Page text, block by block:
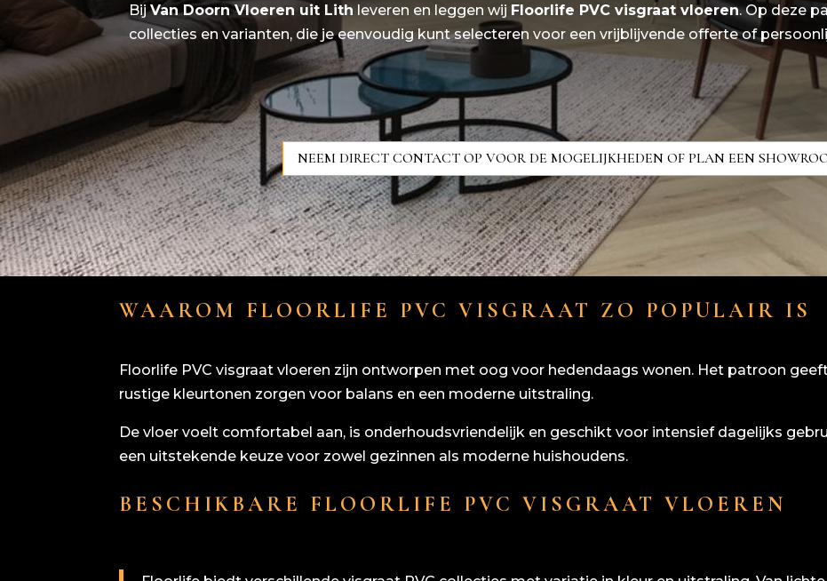
BijVan Doorn Vloeren uit Lith leveren en leggen wij Floorlife PVC visgraat vloeren. Op deze
collecties en varianten, die je eenvoudig kunt selecteren voor een vrijblijvende offerte of
NEEM DIRECT CONTACT OP VOOR DE MOGELIJKHEDEN OF PLAN EEN
WAAROM FLOORLIFE PVC VISGRAAT ZO POPULAIR IS
Floorlife PVC visgraat vloeren zijn ontworpen met oog voor hedendaags wonen. Het patroon
rustige kleurtonen zorgen voor balans en een moderne uitstraling.
De vloer voelt comfortabel aan, is onderhoudsvriendelijk en geschikt voor intensief dagelijks
een uitstekende keuze voor zowel gezinnen als moderne huishoudens.
BESCHIKBARE FLOORLIFE PVC VISGRAAT VLOEREN